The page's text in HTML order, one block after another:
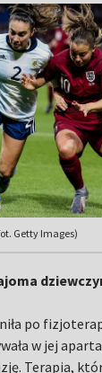
Getty Images)
po
w jej
Terapia,